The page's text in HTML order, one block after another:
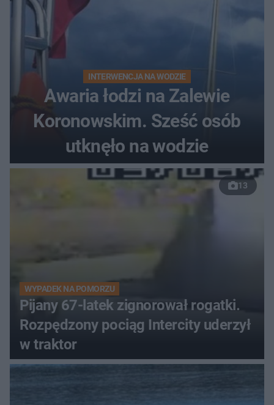
INTERWENCJA NA WODZIE
Awaria łodzi na Zalewie
Koronowskim. Sześć osób
utknęło na wodzie
13
WYPADEK NA POMORZU
Pijany 67-latek zignorował rogatki.
Rozpędzony pociąg Intercity uderzył
w traktor